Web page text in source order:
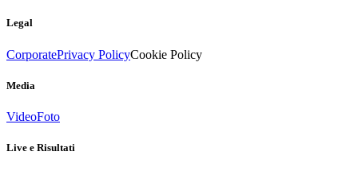
Legal
CorporatePrivacy PolicyCookie Policy
Media
VideoFoto
Live e Risultati